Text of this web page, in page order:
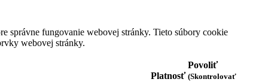
Dom hodín MAX
Karadžičova 10
(stará adresa Vajnorská 47)
správne fungovanie webovej stránky. Tieto súbory cookie
webovej stránky.
Platnosť
Povoliť
(Skontrolovať